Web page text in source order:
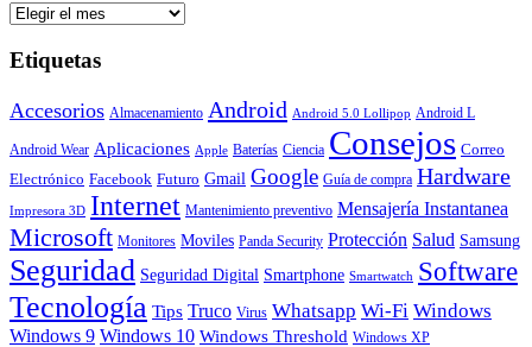
Archivos
Etiquetas
Accesorios Almacenamiento Android Android 5.0 Lollipop Android L
Android Wear Aplicaciones Apple Baterías Ciencia Consejos Correo
Electrónico Facebook Futuro Gmail Google Guía de compra Hardware
Impresora 3D Internet Mantenimiento preventivo Mensajería Instantanea
Microsoft Monitores Moviles Panda Security Protección Salud Samsung
Seguridad Seguridad Digital Smartphone Smartwatch Software
Tecnología Tips Truco Virus Whatsapp Wi-Fi Windows
Windows 9 Windows 10 Windows Threshold Windows XP